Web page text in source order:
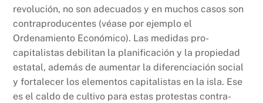
revolución, no son adecuados y en muchos casos son
contraproducentes (véase por ejemplo el
Ordenamiento Económico). Las medidas pro-
capitalistas debilitan la planificación y la propiedad
estatal, además de aumentar la diferenciación social
y fortalecer los elementos capitalistas en la isla. Ese
es el caldo de cultivo para estas protestas contra-